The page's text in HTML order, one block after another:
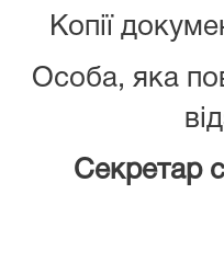
Копії
Особа, яка
Секретар